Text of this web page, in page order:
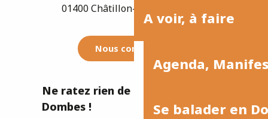
A voir, à faire
Agenda,
Se balader en
01400 Châtillon-sur-Chalaronne
Nous contacter
Ne ratez rien de l'actualité de la
Dombes !